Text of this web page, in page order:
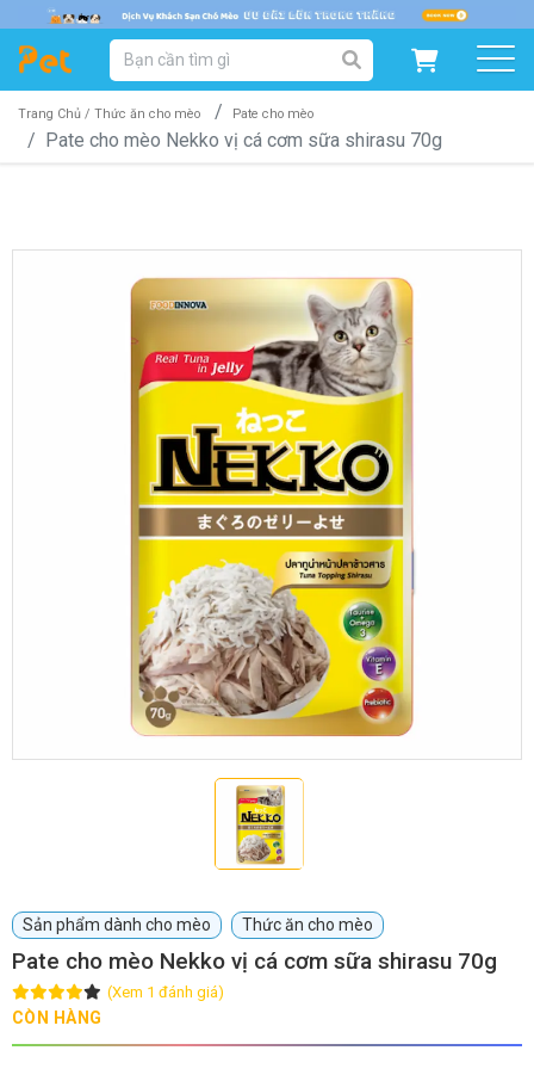
DANH MỤC SẢN PHẨM
SẢN PHẨM DÀNH CHO MÈO SẢN PHẨM DÀNH CHO CHÓ
Khách sạn chó mèo
Dịch vụ mua bán chó
mèo
Dịch vụ phối giống chó
mèo
TIN TỨC
Trang Chủ / Thức ăn cho mèo Pate cho mèo
Pate cho mèo Nekko vị cá cơm sữa shirasu 70g
Sản phẩm dành cho mèo Thức ăn cho mèo
Pate cho mèo Nekko vị cá cơm sữa shirasu 70g
(Xem 1 đánh giá)
CÒN HÀNG